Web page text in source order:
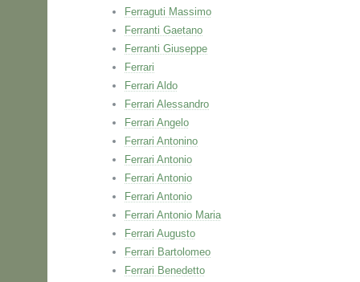
Ferraguti Massimo
Ferranti Gaetano
Ferranti Giuseppe
Ferrari
Ferrari Aldo
Ferrari Alessandro
Ferrari Angelo
Ferrari Antonino
Ferrari Antonio
Ferrari Antonio
Ferrari Antonio
Ferrari Antonio Maria
Ferrari Augusto
Ferrari Bartolomeo
Ferrari Benedetto